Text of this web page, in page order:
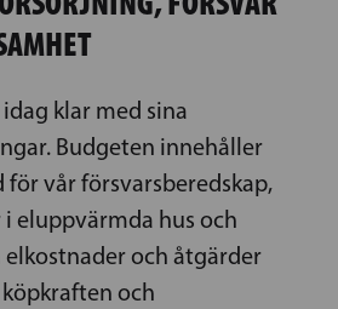
klar med sina
Budgeten innehåller
vår försvarsberedskap,
eluppvärmda hus och
elkostnader och åtgärder
och